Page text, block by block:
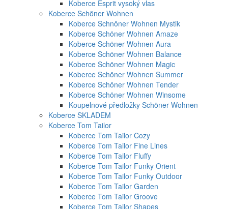
Koberce Esprit vysoký vlas
Koberce Schöner Wohnen
Koberce Schnöner Wohnen Mystik
Koberce Schöner Wohnen Amaze
Koberce Schöner Wohnen Aura
Koberce Schöner Wohnen Balance
Koberce Schöner Wohnen Magic
Koberce Schöner Wohnen Summer
Koberce Schöner Wohnen Tender
Koberce Schöner Wohnen Winsome
Koupelnové předložky Schöner Wohnen
Koberce SKLADEM
Koberce Tom Tailor
Koberce Tom Tailor Cozy
Koberce Tom Tailor Fine Lines
Koberce Tom Tailor Fluffy
Koberce Tom Tailor Funky Orient
Koberce Tom Tailor Funky Outdoor
Koberce Tom Tailor Garden
Koberce Tom Tailor Groove
Koberce Tom Tailor Shapes